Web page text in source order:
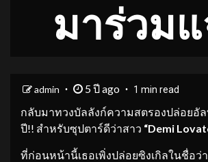
มาร่วม
admin 5 ปี ago 1 min read
กลับมาทวงบัลลังก์ความสตรองปล่อยอั
ปี!! สำหรับซุปตาร์ดีว่าสาว “Demi
ที่ก่อนหน้านี้เธอเพิ่งปล่อยซิงเกิลในชื่อว่า